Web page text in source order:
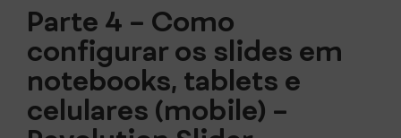
Parte 4 – Como
configurar os slides em
notebooks, tablets e
celulares (mobile) –